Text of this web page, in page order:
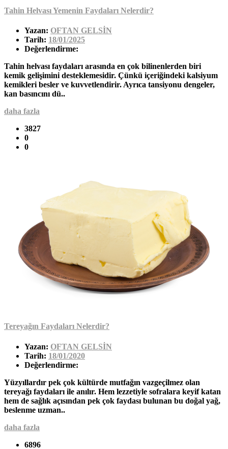
Tahin Helvası Yemenin Faydaları Nelerdir?
Yazan: OFTAN GELSİN
Tarih: 18/01/2025
Değerlendirme:
Tahin helvası faydaları arasında en çok bilinenlerden biri
kemik gelişimini desteklemesidir. Çünkü içeriğindeki kalsiyum
kemikleri besler ve kuvvetlendirir. Ayrıca tansiyonu dengeler,
kan basıncını dü..
daha fazla
3827
0
0
Tereyağın Faydaları Nelerdir?
Yazan: OFTAN GELSİN
Tarih: 18/01/2020
Değerlendirme:
Yüzyıllardır pek çok kültürde mutfağın vazgeçilmez olan
tereyağı faydaları ile anılır. Hem lezzetiyle sofralara keyif katan
hem de sağlık açısından pek çok faydası bulunan bu doğal yağ,
beslenme uzman..
daha fazla
6896